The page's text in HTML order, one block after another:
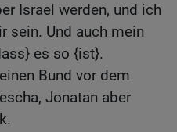
Israel werden, und ich
sein. Und auch mein
es so {ist}.
Bund vor dem
Jonatan aber